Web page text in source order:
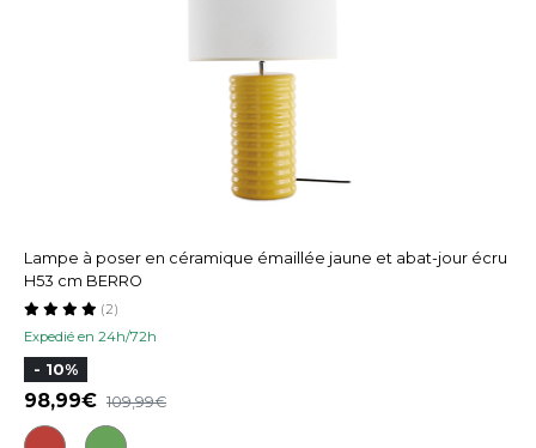
Lampe à poser en céramique émaillée jaune et abat-jour écru
H53 cm BERRO
Expedié en 24h/72h
(2)
- 10%
98,99 109,99